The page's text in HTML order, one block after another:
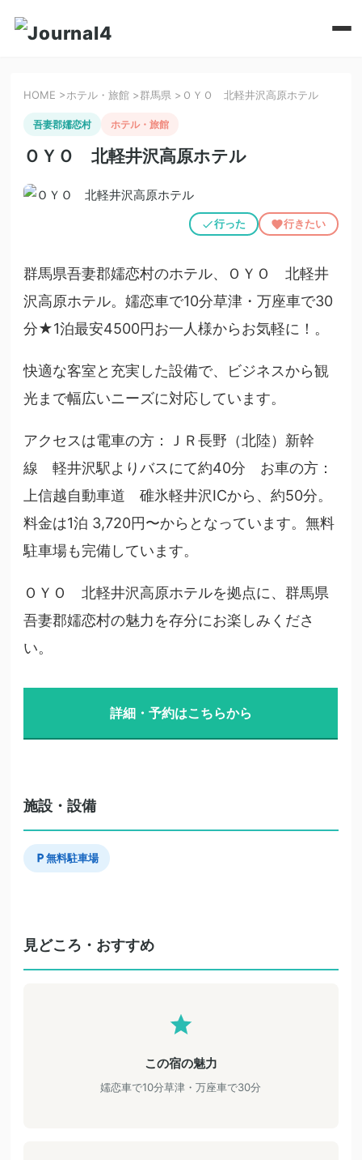
HOME >ホテル・旅館 >群馬県 > ＯＹＯ 北軽井沢高原ホテル
吾妻郡嬬恋村 ホテル・旅館
ＯＹＯ 北軽井沢高原ホテル
行った 行きたい
群馬県吾妻郡嬬恋村のホテル、ＯＹＯ 北軽井
沢高原ホテル。嬬恋車で10分草津・万座車で30
分★1泊最安4500円お一人様からお気軽に！。
快適な客室と充実した設備で、ビジネスから観
光まで幅広いニーズに対応しています。
アクセスは電車の方：ＪＲ長野（北陸）新幹
線 軽井沢駅よりバスにて約40分 お車の方：
上信越自動車道 碓氷軽井沢ICから、約50分。
料金は1泊 3,720円〜からとなっています。無料
駐車場も完備しています。
ＯＹＯ 北軽井沢高原ホテルを拠点に、群馬県
吾妻郡嬬恋村の魅力を存分にお楽しみくださ
い。
詳細・予約はこちらから
施設・設備
無料駐車場
見どころ・おすすめ
この宿の魅力
嬬恋車で10分草津・万座車で30分